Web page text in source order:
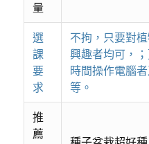
量
選
課
要
求
不拘，只要對
興趣者均可，
時間操作電腦
等。
推
薦